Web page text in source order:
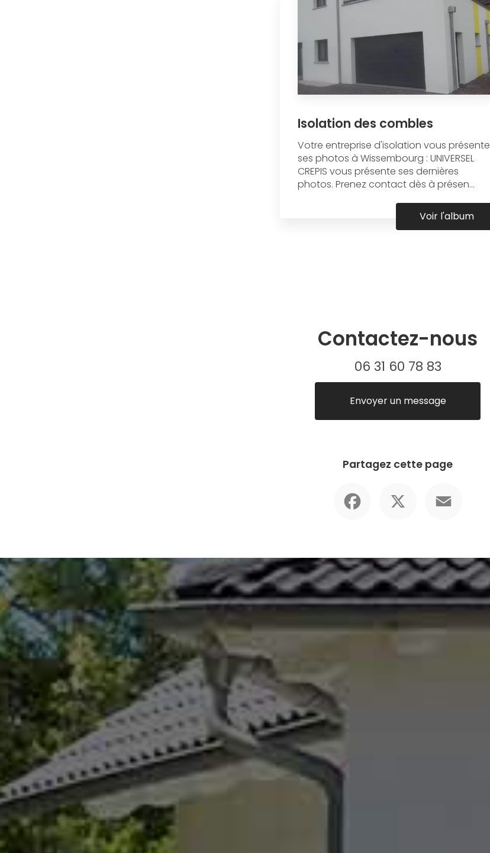
Isolation des combles
Votre entreprise d'isolation vous présente
ses photos à Wissembourg : UNIVERSEL
CREPIS vous présente ses dernières
photos. Prenez contact dès à présen...
Voir l'album
Contactez-nous
06 31 60 78 83
Envoyer un message
Partagez cette page